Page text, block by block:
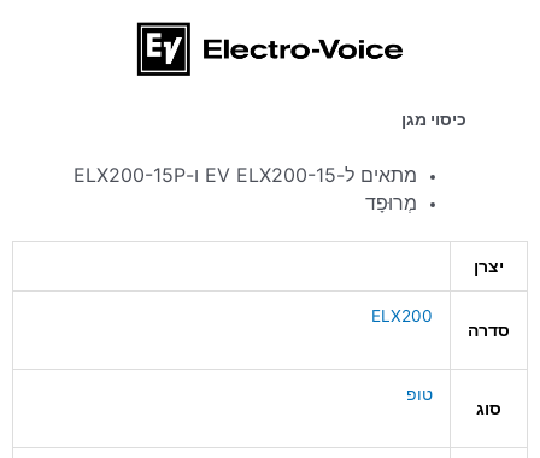
כיסוי מגן
מתאים ל-EV ELX200-15 ו-ELX200-15P
מְרוּפָד
יצרן
סדרה
ELX200
סוג
טופ